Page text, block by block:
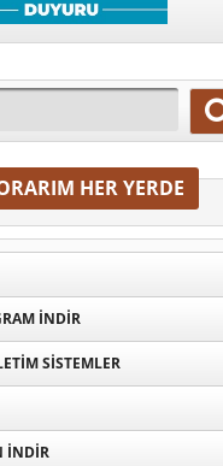
HER YERDE
INDIR
SISTEMLER
İNDIR